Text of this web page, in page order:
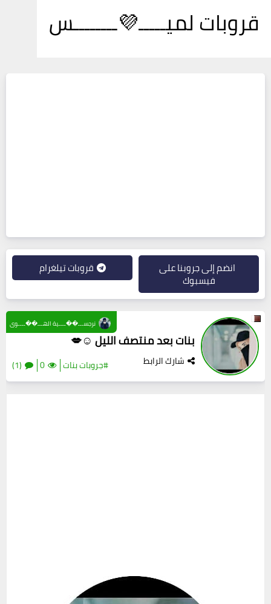
قروبات لميـــــ💜ــــــــس
انضم إلى جروبنا على
فيسبوك
قروبات تيلغرام
بنات بعد منتصف الليل ☺💋
شارك الرابط #جروبات بنات 0
(1)
نرجســـ��ــــية الهـــ��ــــوى